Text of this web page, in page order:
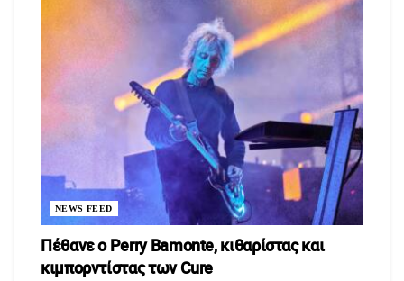
NEWS FEED
Πέθανε ο Perry Bamonte, κιθαρίστας και
κιμπορντίστας των Cure